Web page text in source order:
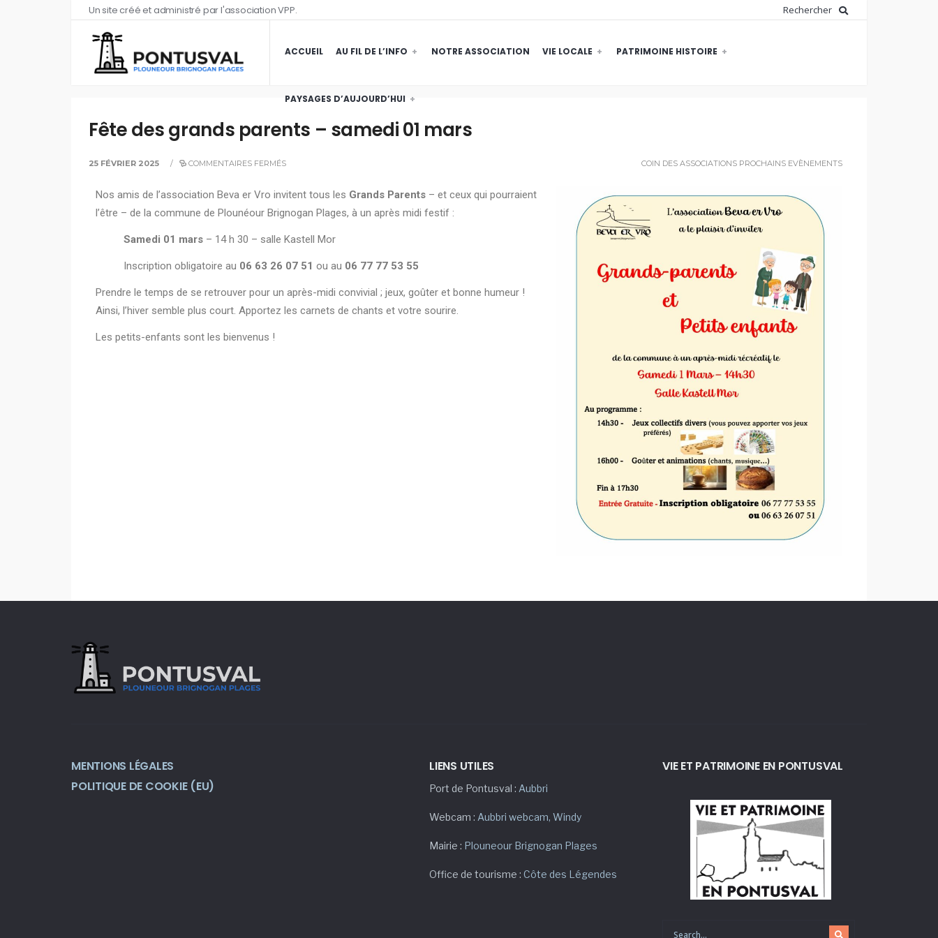
Un site créé et administré par l'association VPP.
ACCUEIL AU FIL DE L’INFO NOTRE ASSOCIATION VIE LOCALE PATRIMOINE HISTOIRE
PAYSAGES D’AUJOURD’HUI
Fête des grands parents – samedi 01 mars
25 FÉVRIER 2025 / COMMENTAIRES FERMÉS COIN DES ASSOCIATIONS PROCHAINS EVÈNEMENTS
Nos amis de l’association Beva er Vro invitent tous les Grands Parents – et ceux qui pourraient
l’être – de la commune de Plounéour Brignogan Plages, à un après midi festif :
Samedi 01 mars – 14 h 30 – salle Kastell Mor
Inscription obligatoire au 06 63 26 07 51 ou au 06 77 77 53 55
Prendre le temps de se retrouver pour un après-midi convivial ; jeux, goûter et bonne humeur !
Ainsi, l’hiver semble plus court. Apportez les carnets de chants et votre sourire.
Les petits-enfants sont les bienvenus !
MENTIONS LÉGALES
POLITIQUE DE COOKIE (EU)
LIENS UTILES
Port de Pontusval : Aubbri
Webcam : Aubbri webcam, Windy
Mairie : Plouneour Brignogan Plages
Office de tourisme : Côte des Légendes
VIE ET PATRIMOINE EN PONTUSVAL